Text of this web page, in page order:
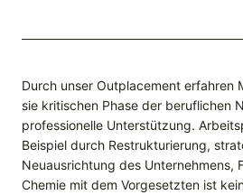
Durch unser Outplacement erfahren
sie kritischen Phase der beruflichen
professionelle Unterstützung.
Beispiel durch Restrukturierung,
Neuausrichtung des Unternehmens,
Chemie mit dem Vorgesetzten ist